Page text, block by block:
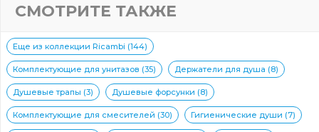
СМОТРИТЕ ТАКЖЕ
Еще из коллекции Ricambi (144)
Комплектующие для унитазов (35) Держатели для душа (8)
Душевые трапы (3) Душевые форсунки (8)
Комплектующие для смесителей (30) Гигиенические души (7)